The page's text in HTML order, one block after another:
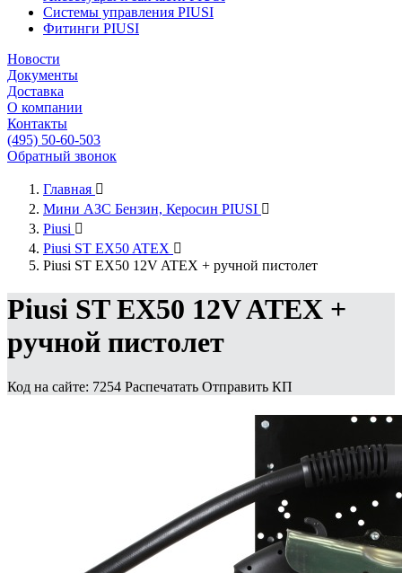
Системы управления PIUSI
Фитинги PIUSI
Новости
Документы
Доставка
О компании
Контакты
(495) 50-60-503
Обратный звонок
Главная 
Мини АЗС Бензин, Керосин PIUSI 
Piusi 
Piusi ST EX50 ATEX 
Piusi ST EX50 12V ATEX + ручной пистолет
Piusi ST EX50 12V ATEX +
ручной пистолет
Код на сайте: 7254 Распечатать Отправить КП